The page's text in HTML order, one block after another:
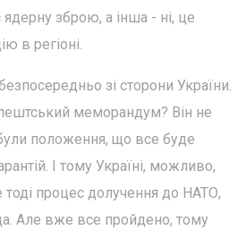
зброю, а інша - ні, це
в регіоні.
зі сторони України.
меморандум? Він не
положення, що все буде
І тому Україні, можливо,
тоді процес долучення до НАТО,
Але вже все пройдено, тому